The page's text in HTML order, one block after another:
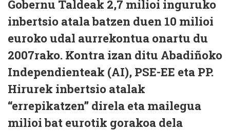
Gobernu Taldeak 2,7 milioi inguruko
inbertsio atala batzen duen 10 milioi
euroko udal aurrekontua onartu du
2007rako. Kontra izan ditu Abadiñoko
Independienteak (AI), PSE-EE eta PP.
Hirurek inbertsio atalak
“errepikatzen” direla eta mailegua
milioi bat eurotik gorakoa dela